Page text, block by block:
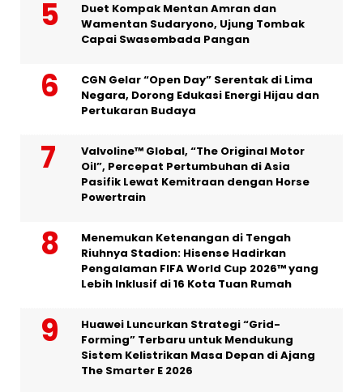
Duet Kompak Mentan Amran dan
Wamentan Sudaryono, Ujung Tombak
Capai Swasembada Pangan
CGN Gelar “Open Day” Serentak di Lima
Negara, Dorong Edukasi Energi Hijau dan
Pertukaran Budaya
Valvoline™ Global, “The Original Motor
Oil”, Percepat Pertumbuhan di Asia
Pasifik Lewat Kemitraan dengan Horse
Powertrain
Menemukan Ketenangan di Tengah
Riuhnya Stadion: Hisense Hadirkan
Pengalaman FIFA World Cup 2026™ yang
Lebih Inklusif di 16 Kota Tuan Rumah
Huawei Luncurkan Strategi “Grid-
Forming” Terbaru untuk Mendukung
Sistem Kelistrikan Masa Depan di Ajang
The Smarter E 2026